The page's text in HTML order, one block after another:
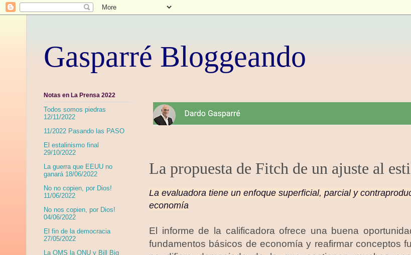
Gasparré Bloggeando
La propuesta de Fitch de un ajuste al
La evaluadora tiene un enfoque superficial, parcial y
economía
El informe de la calificadora ofrece una buena
fundamentos básicos de economía y reafirmar conceptos
Notas en La Prensa 2022
Todos somos piedras
12/11/2022
11/2022 Pasando las PASO
El estalinismo final
29/10/2022
La guerra que EEUU no
ganará 18/06/2022
No no copien, por Dios!
11/06/2022
No nos copien, por Dios!
04/06/2022
El fin de la democracia
27/05/2022
La OMS la ONU y Bill Big